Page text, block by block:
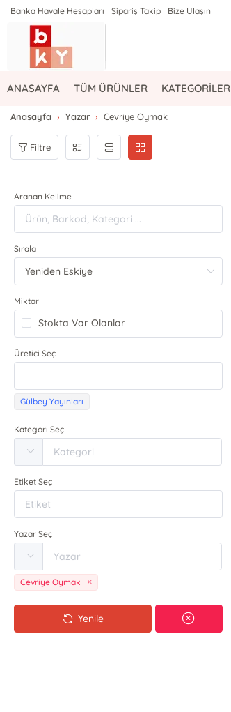
Banka Havale Hesapları Sipariş Takip Bize Ulaşın
ANASAYFA TÜM ÜRÜNLER KATEGORİLER
Anasayfa Yazar Cevriye Oymak
Filtre
Aranan Kelime
Sırala
Miktar
Stokta Var Olanlar
Üretici Seç
Gülbey Yayınları
Kategori Seç
Etiket Seç
Yazar Seç
Cevriye Oymak
Yenile